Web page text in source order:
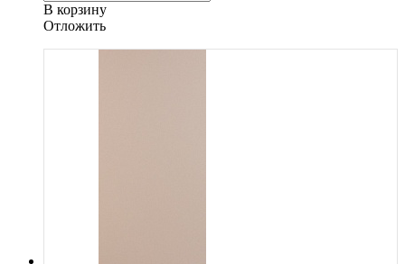
В корзину
Oтложить